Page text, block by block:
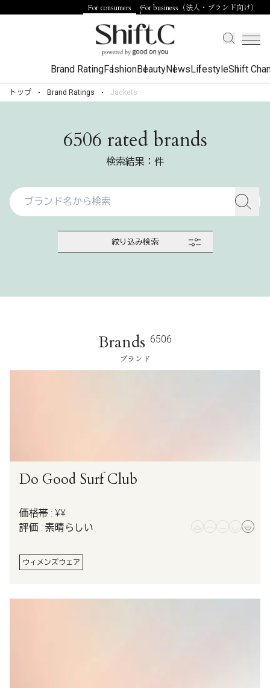
For consumers For business（法人・ブランド向け）
Brand RatingFashionBeautyNewsLifestyleShift
トップ Brand Ratings Jackets
6506 rated brands
検索結果：件
絞り込み検索
Brands 6506
ブランド
Do Good Surf Club
価格帯 : ¥¥
評価 : 素晴らしい
ウィメンズウェア